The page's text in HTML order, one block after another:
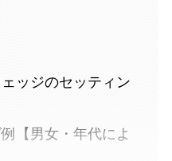
ッジのセッティン
【男女・年代によ